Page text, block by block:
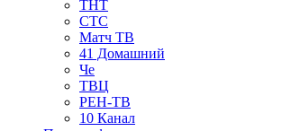
ТНТ
СТС
Матч ТВ
41 Домашний
Че
ТВЦ
РЕН-ТВ
10 Канал